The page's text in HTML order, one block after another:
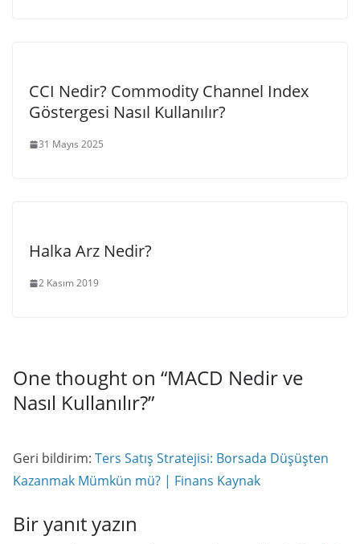
CCI Nedir? Commodity Channel Index
Göstergesi Nasıl Kullanılır?
31 Mayıs 2025
Halka Arz Nedir?
2 Kasım 2019
One thought on “MACD Nedir ve
Nasıl Kullanılır?”
Geri bildirim: Ters Satış Stratejisi: Borsada Düşüşten
Kazanmak Mümkün mü? | Finans Kaynak
Bir yanıt yazın